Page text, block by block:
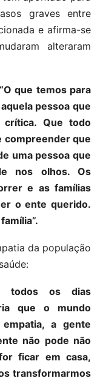
graves entre
e afirma-se
alteraram
“O que temos para
pessoa que
Que todo
compreender que
uma pessoa que
nos olhos. Os
e as famílias
o ente querido.
da população
todos os dias
que o mundo
a gente
não pode não
ficar em casa,
transformarmos